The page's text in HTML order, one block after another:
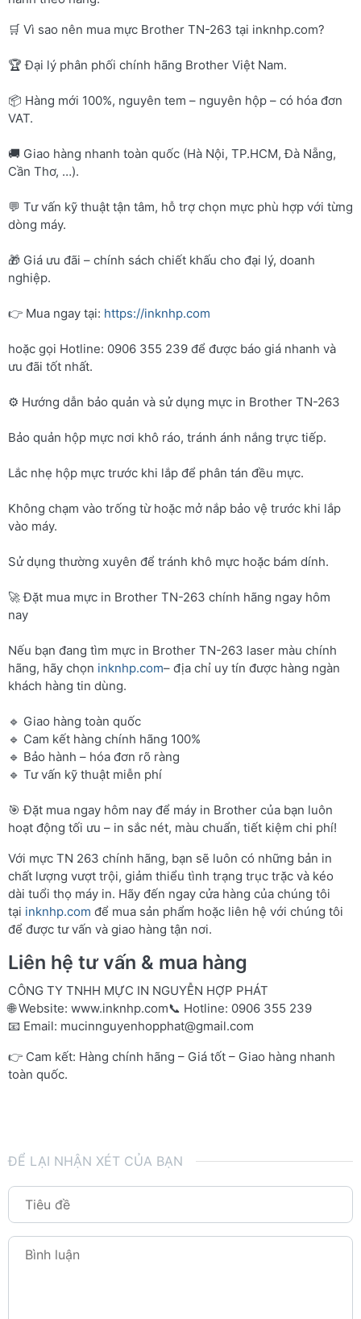
🛒 Vì sao nên mua mực Brother TN-263 tại inknhp.com?
🏆 Đại lý phân phối chính hãng Brother Việt Nam.
📦 Hàng mới 100%, nguyên tem – nguyên hộp – có hóa đơn
VAT.
🚚 Giao hàng nhanh toàn quốc (Hà Nội, TP.HCM, Đà Nẵng,
Cần Thơ, …).
💬 Tư vấn kỹ thuật tận tâm, hỗ trợ chọn mực phù hợp với từng
dòng máy.
🎁 Giá ưu đãi – chính sách chiết khấu cho đại lý, doanh
nghiệp.
👉 Mua ngay tại: https://inknhp.com
hoặc gọi Hotline: 0906 355 239 để được báo giá nhanh và
ưu đãi tốt nhất.
⚙️ Hướng dẫn bảo quản và sử dụng mực in Brother TN-263
Bảo quản hộp mực nơi khô ráo, tránh ánh nắng trực tiếp.
Lắc nhẹ hộp mực trước khi lắp để phân tán đều mực.
Không chạm vào trống từ hoặc mở nắp bảo vệ trước khi lắp
vào máy.
Sử dụng thường xuyên để tránh khô mực hoặc bám dính.
🚀 Đặt mua mực in Brother TN-263 chính hãng ngay hôm
nay
Nếu bạn đang tìm mực in Brother TN-263 laser màu chính
hãng, hãy chọn inknhp.com– địa chỉ uy tín được hàng ngàn
khách hàng tin dùng.
🔹 Giao hàng toàn quốc
🔹 Cam kết hàng chính hãng 100%
🔹 Bảo hành – hóa đơn rõ ràng
🔹 Tư vấn kỹ thuật miễn phí
🎯 Đặt mua ngay hôm nay để máy in Brother của bạn luôn
hoạt động tối ưu – in sắc nét, màu chuẩn, tiết kiệm chi phí!
Với mực TN 263 chính hãng, bạn sẽ luôn có những bản in
chất lượng vượt trội, giảm thiểu tình trạng trục trặc và kéo
dài tuổi thọ máy in. Hãy đến ngay cửa hàng của chúng tôi
tại inknhp.com để mua sản phẩm hoặc liên hệ với chúng tôi
để được tư vấn và giao hàng tận nơi.
Liên hệ tư vấn & mua hàng
CÔNG TY TNHH MỰC IN NGUYỄN HỢP PHÁT
🌐 Website: www.inknhp.com📞 Hotline: 0906 355 239
📧 Email: mucinnguyenhopphat@gmail.com
👉 Cam kết: Hàng chính hãng – Giá tốt – Giao hàng nhanh
toàn quốc.
ĐỂ LẠI NHẬN XÉT CỦA BẠN